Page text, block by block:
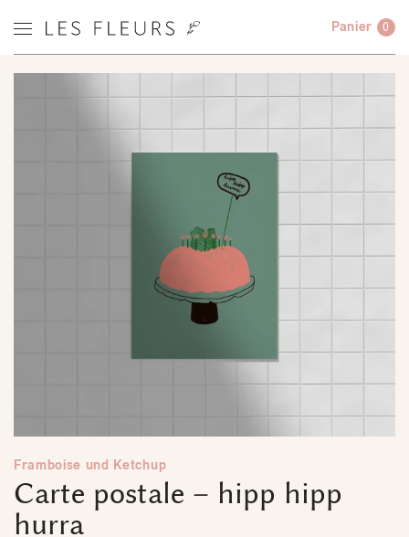
Panier 0
Framboise und Ketchup
Carte postale – hipp hipp
hurra